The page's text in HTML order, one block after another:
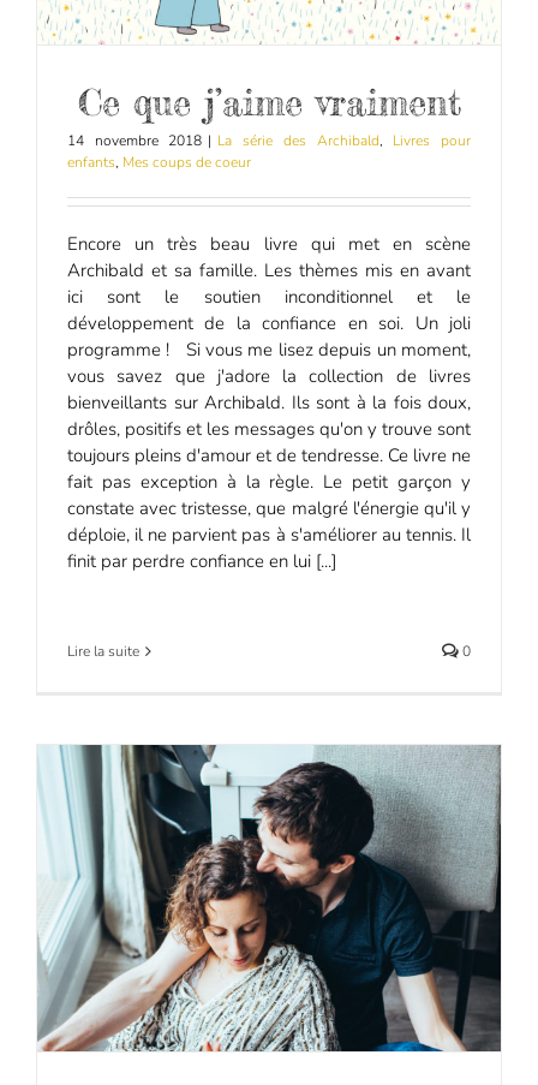
Ce que j’aime vraiment
14 novembre 2018 | La série des Archibald, Livres pour
enfants, Mes coups de coeur
Encore un très beau livre qui met en scène
Archibald et sa famille. Les thèmes mis en avant
ici sont le soutien inconditionnel et le
développement de la confiance en soi. Un joli
programme ! Si vous me lisez depuis un moment,
vous savez que j'adore la collection de livres
bienveillants sur Archibald. Ils sont à la fois doux,
drôles, positifs et les messages qu'on y trouve sont
toujours pleins d'amour et de tendresse. Ce livre ne
fait pas exception à la règle. Le petit garçon y
constate avec tristesse, que malgré l'énergie qu'il y
déploie, il ne parvient pas à s'améliorer au tennis. Il
finit par perdre confiance en lui [...]
Lire la suite 0